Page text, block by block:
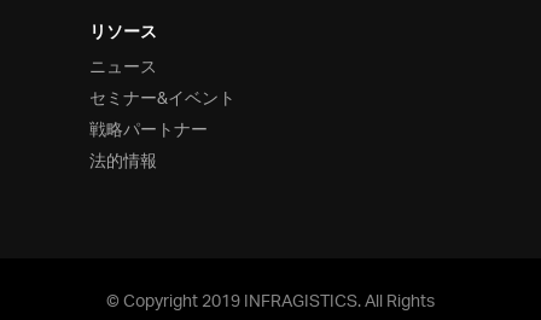
リソース
ニュース
セミナー&イベント
戦略パートナー
法的情報
© Copyright 2019 INFRAGISTICS. All Rights